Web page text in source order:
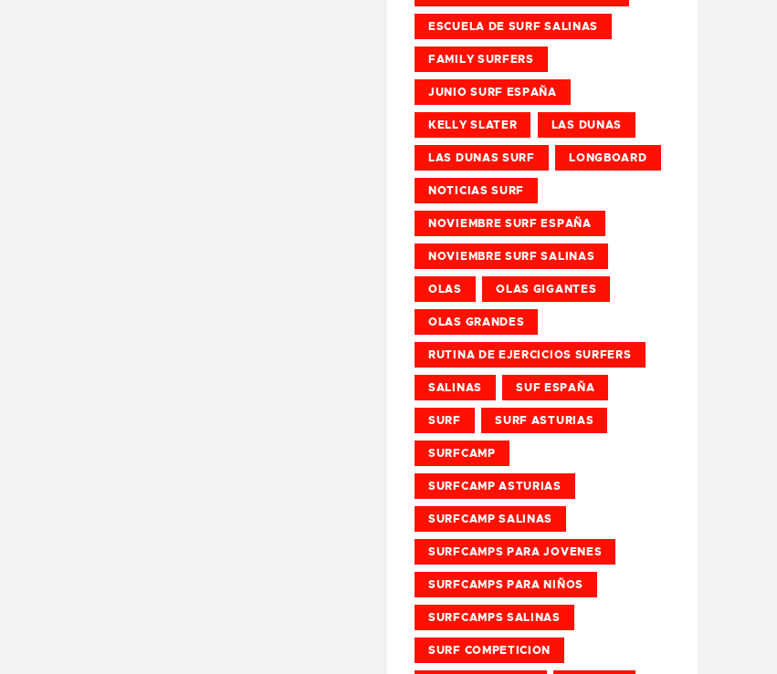
ESCUELA DE SURF SALINAS
FAMILY SURFERS
JUNIO SURF ESPAÑA
KELLY SLATER LAS DUNAS
LAS DUNAS SURF LONGBOARD
NOTICIAS SURF
NOVIEMBRE SURF ESPAÑA
NOVIEMBRE SURF SALINAS
OLAS OLAS GIGANTES
OLAS GRANDES
RUTINA DE EJERCICIOS SURFERS
SALINAS SUF ESPAÑA
SURF SURF ASTURIAS
SURFCAMP
SURFCAMP ASTURIAS
SURFCAMP SALINAS
SURFCAMPS PARA JOVENES
SURFCAMPS PARA NIÑOS
SURFCAMPS SALINAS
SURF COMPETICION